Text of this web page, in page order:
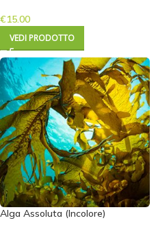
€15.00
VEDI PRODOTTO
Alga Assoluta (Incolore)